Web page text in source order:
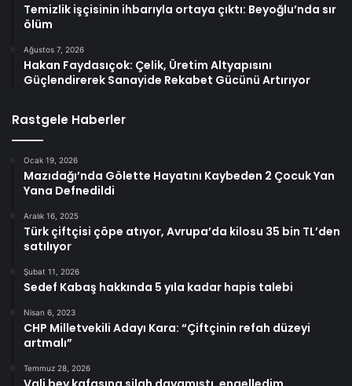
Temizlik işçisinin ihbarıyla ortaya çıktı: Beyoğlu’nda sır
ölüm
Ağustos 7, 2026
Hakan Faydasıçok: Çelik, Üretim Altyapısını
Güçlendirerek Sanayide Rekabet Gücünü Artırıyor
Rastgele Haberler
Ocak 19, 2026
Mazıdağı’nda Gölette Hayatını Kaybeden 2 Çocuk Yan
Yana Defnedildi
Aralık 16, 2025
Türk çiftçisi çöpe atıyor, Avrupa’da kilosu 35 bin TL’den
satılıyor
Şubat 11, 2026
Sedef Kabaş hakkında 5 yıla kadar hapis talebi
Nisan 6, 2023
CHP Milletvekili Adayı Kara: “Çiftçinin refah düzeyi
artmalı”
Temmuz 28, 2026